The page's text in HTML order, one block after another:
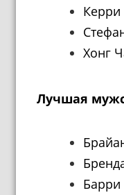
Хонг
Лучшая
Барри